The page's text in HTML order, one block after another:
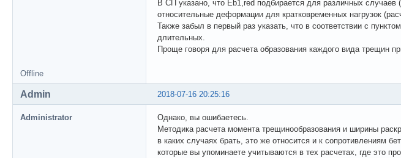
В СП указано, что Eb1,red подбирается для различных
относительные деформации для кратковременных нагрузок
Также забыл в первый раз указать, что в соответствии с
длительных.
Проще говоря для расчета образования каждого вида трещин
Offline
2018-07-16 20:25:16
Admin
Administrator
Однако, вы ошибаетесь.
Методика расчета момента трещинообразования и ширины
в каких случаях брать, это же относится и к сопротивлениям
которые вы упоминаете учитываются в тех расчетах, где это